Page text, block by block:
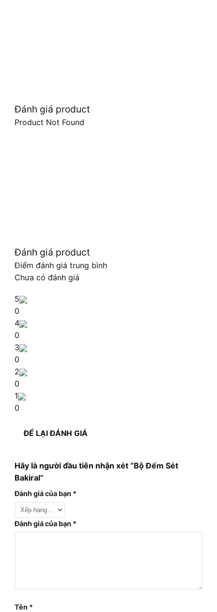
Đánh giá product
Product Not Found
Đánh giá product
Điểm đánh giá trung bình
Chưa có đánh giá
5
0
4
0
3
0
2
0
1
0
ĐỂ LẠI ĐÁNH GIÁ
Hãy là người đầu tiên nhận xét “Bộ Đếm Sét
Bakiral”
Đánh giá của bạn *
Đánh giá của bạn *
Tên *